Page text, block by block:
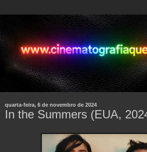
quarta-feira, 6 de novembro de 2024
In the Summers (EUA,